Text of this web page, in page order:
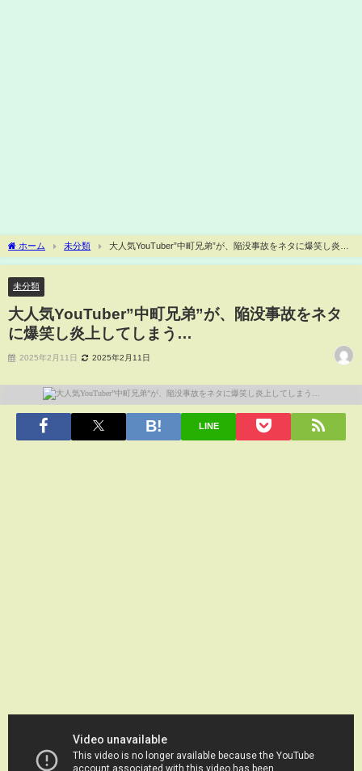
ホーム 未分類
大人気YouTuber”中町兄弟”が、陥没事故をネタに爆笑し炎上
してしまう…
未分類
大人気YouTuber”中町兄弟”が、陥没事故をネタ
に爆笑し炎上してしまう…
2025年2月11日 2025年2月11日
LINE